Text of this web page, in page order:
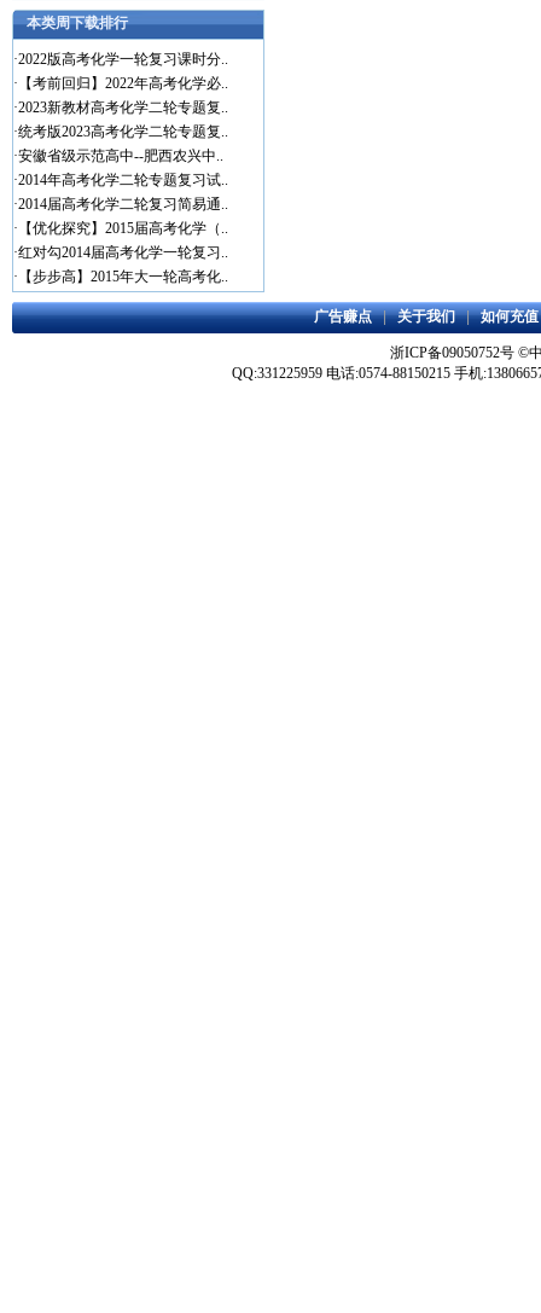
本类周下载排行
·2022版高考化学一轮复习课时分..
· 【考前回归】2022年高考化学必..
·2023新教材高考化学二轮专题复..
·统考版2023高考化学二轮专题复..
·安徽省级示范高中--肥西农兴中..
·2014年高考化学二轮专题复习试..
·2014届高考化学二轮复习简易通..
· 【优化探究】2015届高考化学（..
·红对勾2014届高考化学一轮复习..
· 【步步高】2015年大一轮高考化..
广告赚点|关于我们|如何充值
浙ICP备09050752号 ©
QQ:331225959 电话:0574-88150215 手机